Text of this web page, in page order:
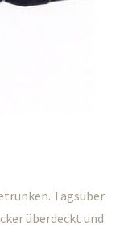
Tagsüber
überdeckt und